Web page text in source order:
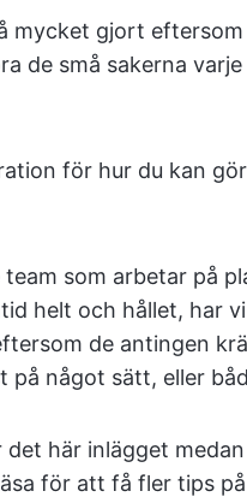
mycket gjort
de små sakerna
för hur du kan
som arbetar på
helt och hållet, har
de antingen
på något sätt, eller
här inlägget
för att få fler tips